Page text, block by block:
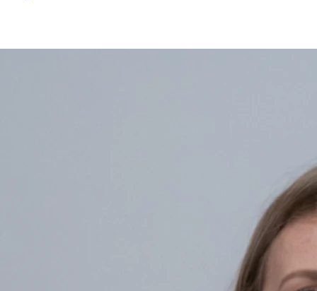
Bewegung, die auf sportwissenschaftlichen Grundlagen
basiert. Sie wird systematisch geplant, durchgeführt und
ausgewertet und unterscheidet sich damit klar von freiem oder